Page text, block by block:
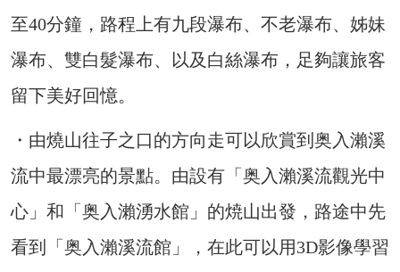
至40分鐘，路程上有九段瀑布、不老瀑布、姊妹
瀑布、雙白髮瀑布、以及白絲瀑布，足夠讓旅客
留下美好回憶。
・由燒山往子之口的方向走可以欣賞到奥入瀨溪
流中最漂亮的景點。由設有「奥入瀨溪流觀光中
心」和「奥入瀨湧水館」的焼山出發，路途中先
看到「奥入瀨溪流館」，在此可以用3D影像學習